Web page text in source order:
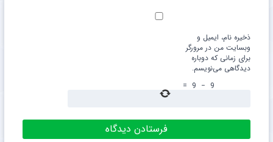
ذخیره نام، ایمیل و
وبسایت من در مرورگر
برای زمانی که دوباره
دیدگاهی می‌نویسم.
9
−
9
=